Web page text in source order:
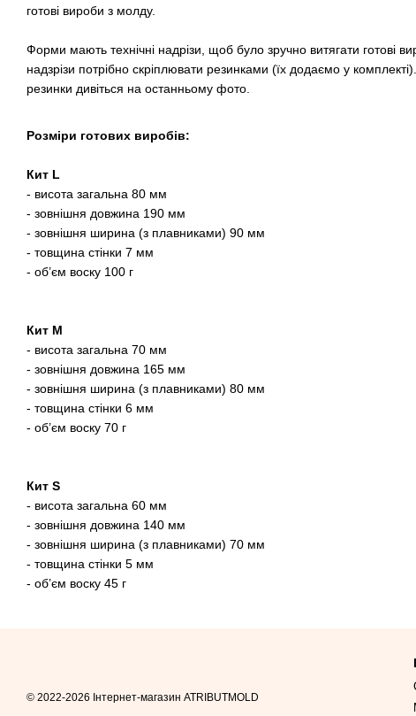
готові вироби з молду.
Форми мають технічні надрізи, щоб було зручно витягати готові
надзрізи потрібно скріплювати резинками (їх додаємо у
резинки дивіться на останньому фото.
Розміри готових виробів:
Кит L
- висота загальна 80 мм
- зовнішня довжина 190 мм
- зовнішня ширина (з плавниками) 90 мм
- товщина стінки 7 мм
- об’єм воску 100 г
Кит М
- висота загальна 70 мм
- зовнішня довжина 165 мм
- зовнішня ширина (з плавниками) 80 мм
- товщина стінки 6 мм
- об’єм воску 70 г
Кит S
- висота загальна 60 мм
- зовнішня довжина 140 мм
- зовнішня ширина (з плавниками) 70 мм
- товщина стінки 5 мм
- об’єм воску 45 г
© 2022-2026 Інтернет-магазин ATRIBUTMOLD